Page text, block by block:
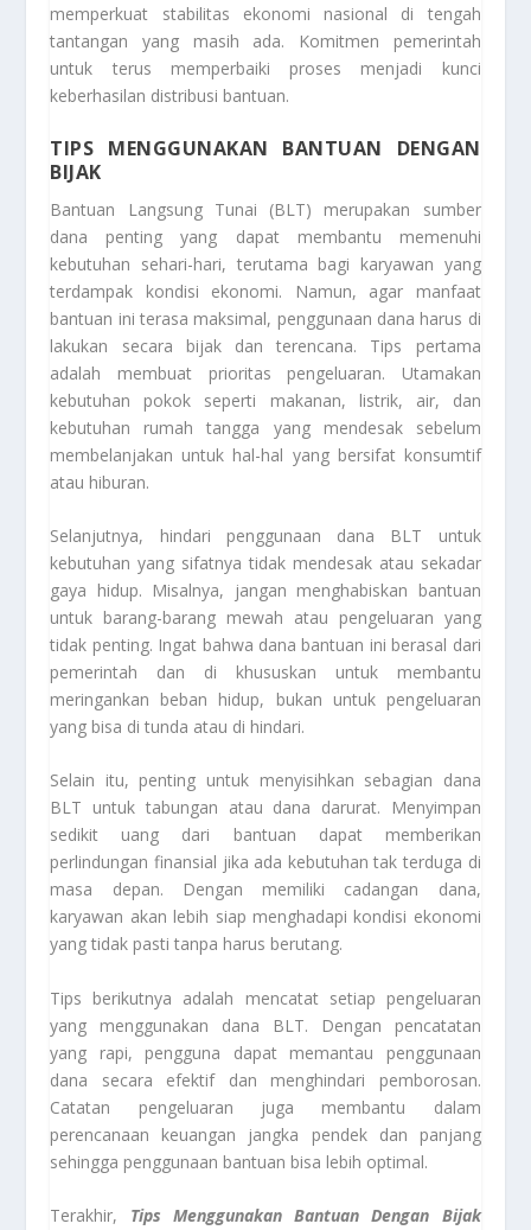
memperkuat stabilitas ekonomi nasional di tengah
tantangan yang masih ada. Komitmen pemerintah
untuk terus memperbaiki proses menjadi kunci
keberhasilan distribusi bantuan.
TIPS MENGGUNAKAN BANTUAN DENGAN
BIJAK
Bantuan Langsung Tunai (BLT) merupakan sumber
dana penting yang dapat membantu memenuhi
kebutuhan sehari-hari, terutama bagi karyawan yang
terdampak kondisi ekonomi. Namun, agar manfaat
bantuan ini terasa maksimal, penggunaan dana harus di
lakukan secara bijak dan terencana. Tips pertama
adalah membuat prioritas pengeluaran. Utamakan
kebutuhan pokok seperti makanan, listrik, air, dan
kebutuhan rumah tangga yang mendesak sebelum
membelanjakan untuk hal-hal yang bersifat konsumtif
atau hiburan.
Selanjutnya, hindari penggunaan dana BLT untuk
kebutuhan yang sifatnya tidak mendesak atau sekadar
gaya hidup. Misalnya, jangan menghabiskan bantuan
untuk barang-barang mewah atau pengeluaran yang
tidak penting. Ingat bahwa dana bantuan ini berasal dari
pemerintah dan di khususkan untuk membantu
meringankan beban hidup, bukan untuk pengeluaran
yang bisa di tunda atau di hindari.
Selain itu, penting untuk menyisihkan sebagian dana
BLT untuk tabungan atau dana darurat. Menyimpan
sedikit uang dari bantuan dapat memberikan
perlindungan finansial jika ada kebutuhan tak terduga di
masa depan. Dengan memiliki cadangan dana,
karyawan akan lebih siap menghadapi kondisi ekonomi
yang tidak pasti tanpa harus berutang.
Tips berikutnya adalah mencatat setiap pengeluaran
yang menggunakan dana BLT. Dengan pencatatan
yang rapi, pengguna dapat memantau penggunaan
dana secara efektif dan menghindari pemborosan.
Catatan pengeluaran juga membantu dalam
perencanaan keuangan jangka pendek dan panjang
sehingga penggunaan bantuan bisa lebih optimal.
Terakhir, Tips Menggunakan Bantuan Dengan Bijak